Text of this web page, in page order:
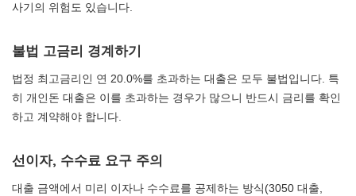
사기의 위험도 있습니다.
불법 고금리 경계하기
법정 최고금리인 연 20.0%를 초과하는 대출은 모두 불법입니다. 특
히 개인돈 대출은 이를 초과하는 경우가 많으니 반드시 금리를 확인
하고 계약해야 합니다.
선이자, 수수료 요구 주의
대출 금액에서 미리 이자나 수수료를 공제하는 방식(3050 대출,